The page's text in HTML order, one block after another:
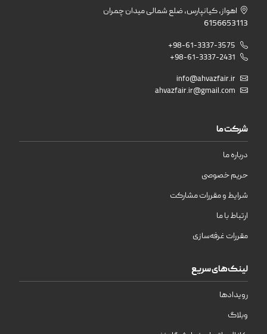
اهواز، کیانپارس، ضلع شمالی میدان چمران
6156653113
+98-61-3337-3575
+98-61-3337-2431
info@ahvazfair.ir
ahvazfair.ir@gmail.com
شرکت ما
درباره ما
حریم خصوصی
شرایط و مقررات مشارکت
ارتباط با ما
مقررات غرفه‌سازی
لینک‌های سریع
رویدادها
وبلاگ